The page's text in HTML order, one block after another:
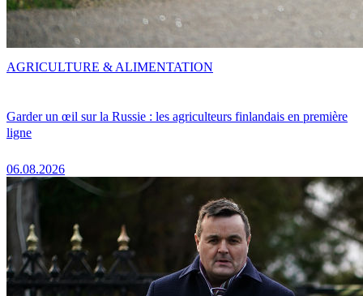
Garder un œil sur la Russie : les agriculteurs finlandais en première
ligne
06.08.2026
AGRICULTURE & ALIMENTATION